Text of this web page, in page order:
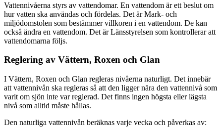
Vattennivåerna styrs av vattendomar. En vattendom är ett beslut om
hur vatten ska användas och fördelas. Det är Mark- och
miljödomstolen som bestämmer villkoren i en vattendom. De kan
också ändra en vattendom. Det är Länsstyrelsen som kontrollerar att
vattendomarna följs.
Reglering av Vättern, Roxen och Glan
I Vättern, Roxen och Glan regleras nivåerna naturligt. Det innebär
att vattennivån ska regleras så att den ligger nära den vattennivå som
varit om sjön inte var reglerad. Det finns ingen högsta eller lägsta
nivå som alltid måste hållas.
Den naturliga vattennivån beräknas varje vecka och påverkas av: